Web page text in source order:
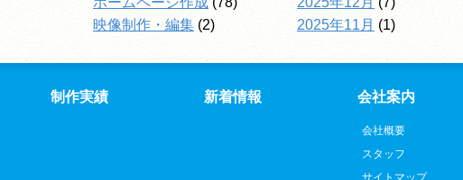
映像制作・編集 (2)
2025年11月 (1)
制作実績 新着情報 会社案内
会社概要
スタッフ
サイトマップ